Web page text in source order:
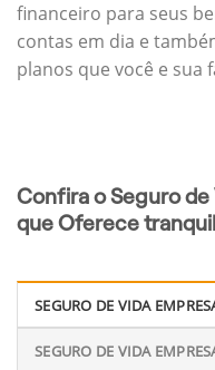
financeiro para seus
contas em dia e
planos que você e sua
Confira o Seguro
que Oferece
SEGURO DE VIDA
SEGURO DE VIDA